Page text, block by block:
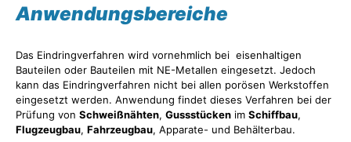
Anwendungsbereiche
Das Eindringverfahren wird vornehmlich bei eisenhaltigen
Bauteilen oder Bauteilen mit NE-Metallen eingesetzt. Jedoch
kann das Eindringverfahren nicht bei allen porösen Werkstoffen
eingesetzt werden. Anwendung findet dieses Verfahren bei der
Prüfung von Schweißnähten, Gussstücken im Schiffbau,
Flugzeugbau, Fahrzeugbau, Apparate- und Behälterbau.